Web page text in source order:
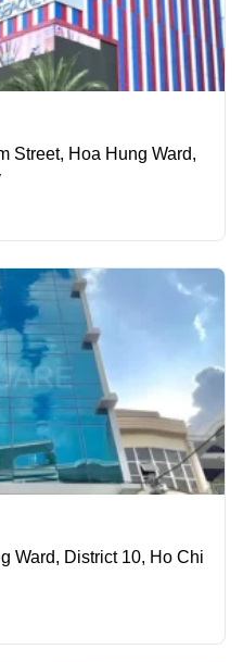
Street, Hoa Hung Ward,
Ward, District 10, Ho Chi